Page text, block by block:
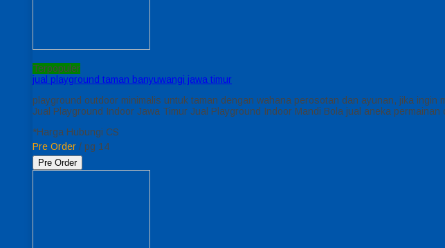
Terpopuler
jual playground taman banyuwangi jawa timur
playground outdoor minimalis untuk taman dengan wahana perosotan dan ayunan, jika
Jual Playground Indoor Jawa Timur Jual Playground Indoor Mandi Bola jual aneka permainan
*Harga Hubungi CS
Pre Order / pg 14
Pre Order